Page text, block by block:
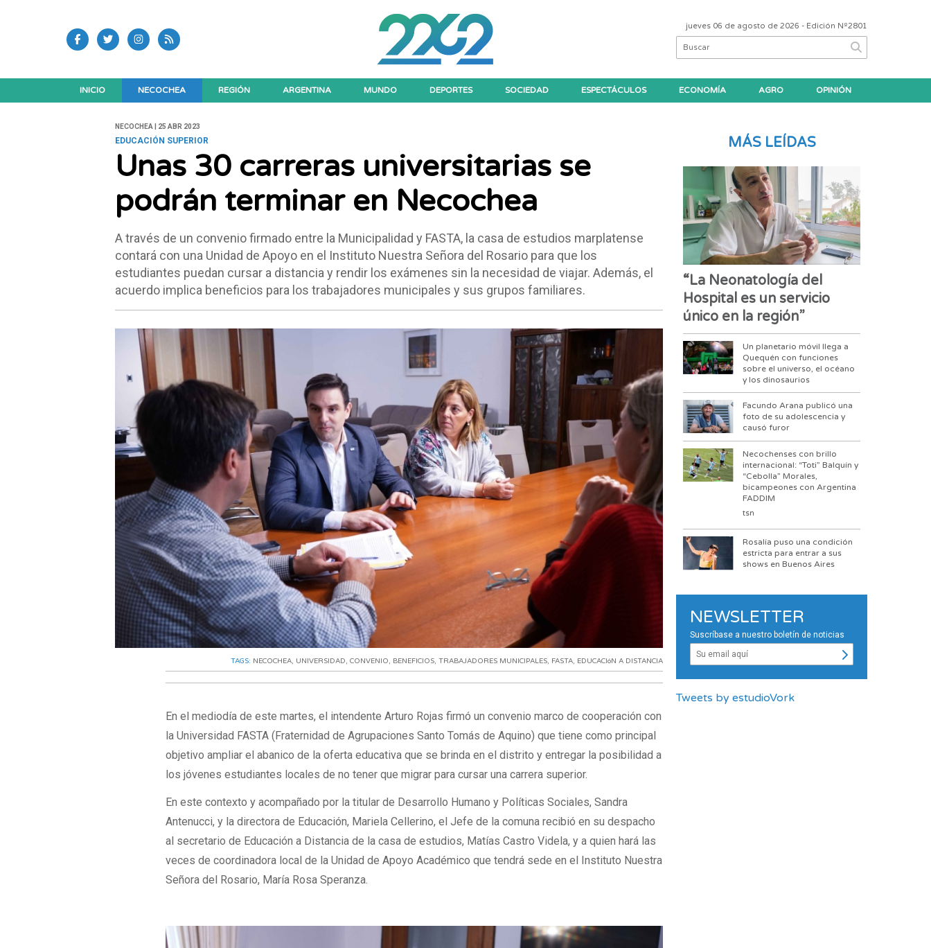
jueves 06 de agosto de 2026 - Edición Nº2801
INICIO NECOCHEA REGIÓN ARGENTINA MUNDO DEPORTES SOCIEDAD ESPECTÁCULOS ECONOMÍA AGRO OPINIÓN
NECOCHEA | 25 ABR 2023
EDUCACIÓN SUPERIOR
Unas 30 carreras universitarias se
podrán terminar en Necochea
A través de un convenio firmado entre la Municipalidad y FASTA, la casa de estudios marplatense
contará con una Unidad de Apoyo en el Instituto Nuestra Señora del Rosario para que los
estudiantes puedan cursar a distancia y rendir los exámenes sin la necesidad de viajar. Además, el
acuerdo implica beneficios para los trabajadores municipales y sus grupos familiares.
TAGS: NECOCHEA, UNIVERSIDAD,CONVENIO, BENEFICIOS,TRABAJADORES MUNICIPALES, FASTA, EDUCACIóN A DISTANCIA
En el mediodía de este martes, el intendente Arturo Rojas firmó un convenio marco de cooperación con
la Universidad FASTA (Fraternidad de Agrupaciones Santo Tomás de Aquino) que tiene como principal
objetivo ampliar el abanico de la oferta educativa que se brinda en el distrito y entregar la posibilidad a
los jóvenes estudiantes locales de no tener que migrar para cursar una carrera superior.
En este contexto y acompañado por la titular de Desarrollo Humano y Políticas Sociales, Sandra
Antenucci, y la directora de Educación, Mariela Cellerino, el Jefe de la comuna recibió en su despacho
al secretario de Educación a Distancia de la casa de estudios, Matías Castro Videla, y a quien hará las
veces de coordinadora local de la Unidad de Apoyo Académico que tendrá sede en el Instituto Nuestra
Señora del Rosario, María Rosa Speranza.
MÁS LEÍDAS
“La Neonatología del
Hospital es un servicio
único en la región”
Un planetario móvil llega a
Quequén con funciones
sobre el universo, el océano
y los dinosaurios
Facundo Arana publicó una
foto de su adolescencia y
causó furor
Necochenses con brillo
internacional: “Toti” Balquín y
“Cebolla” Morales,
bicampeones con Argentina
FADDIM
tsn
Rosalía puso una condición
estricta para entrar a sus
shows en Buenos Aires
NEWSLETTER
Suscríbase a nuestro boletín de noticias
Tweets by estudioVork